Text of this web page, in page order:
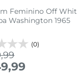
Feminino Off
Washington 1965
(0)